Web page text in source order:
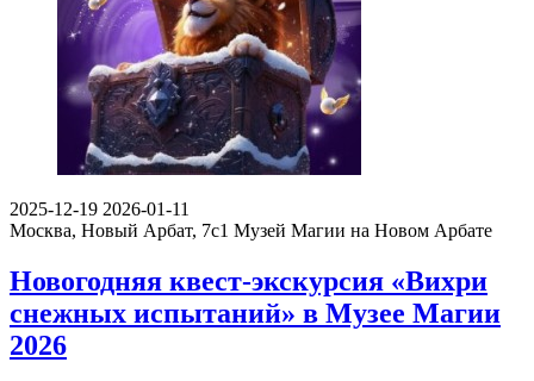
2025-12-19 2026-01-11
Москва, Новый Арбат, 7с1 Музей Магии на Новом Арбате
Новогодняя квест-экскурсия «Вихри
снежных испытаний» в Музее Магии
2026